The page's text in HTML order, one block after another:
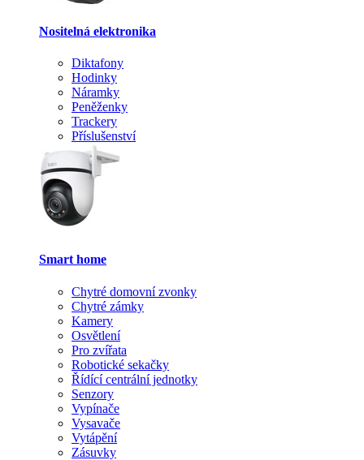
Nositelná elektronika
Diktafony
Hodinky
Náramky
Peněženky
Trackery
Příslušenství
Smart home
Chytré domovní zvonky
Chytré zámky
Kamery
Osvětlení
Pro zvířata
Robotické sekačky
Řídící centrální jednotky
Senzory
Vypínače
Vysavače
Vytápění
Zásuvky